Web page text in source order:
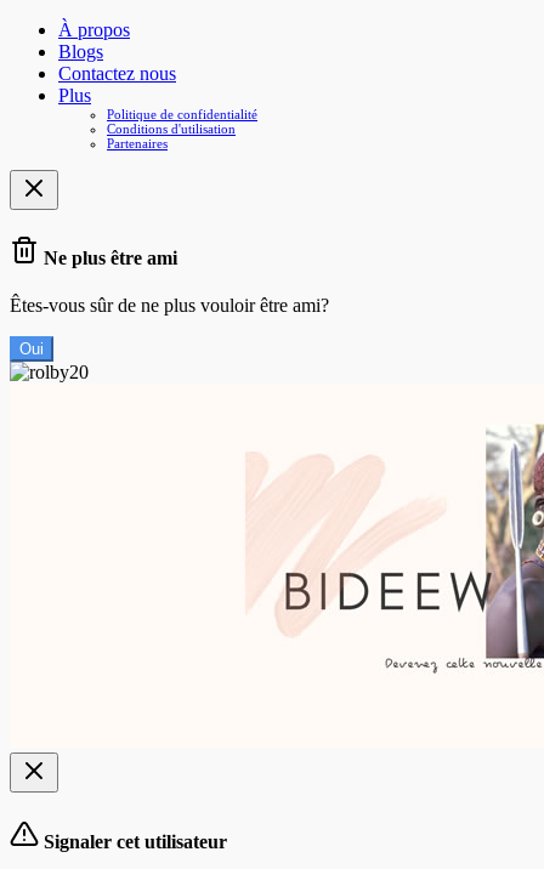
À propos
Blogs
Contactez nous
Plus
Politique de confidentialité
Conditions d'utilisation
Partenaires
Ne plus être ami
Êtes-vous sûr de ne plus vouloir être ami?
Oui
Signaler cet utilisateur